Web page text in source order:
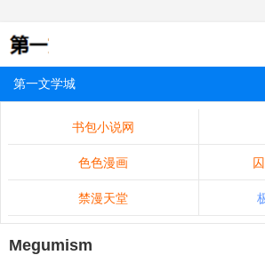
第一文学城
书包小说网
色色漫画
禁漫天堂
Megumism